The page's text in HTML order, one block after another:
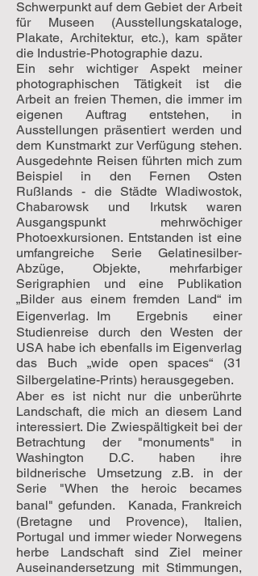
Schwerpunkt auf dem Gebiet der Arbeit
für Museen (Ausstellungskataloge,
Plakate, Architektur, etc.), kam später
die Industrie-Photographie dazu.
Ein sehr wichtiger Aspekt meiner
photographischen Tätigkeit ist die
Arbeit an freien Themen, die immer im
eigenen Auftrag entstehen, in
Ausstellungen präsentiert werden und
dem Kunstmarkt zur Verfügung stehen.
Ausgedehnte Reisen führten mich zum
Beispiel in den Fernen Osten
Rußlands - die Städte Wladiwostok,
Chabarowsk und Irkutsk waren
Ausgangspunkt mehrwöchiger
Photoexkursionen. Entstanden ist eine
umfangreiche Serie Gelatinesilber-
Abzüge, Objekte, mehrfarbiger
Serigraphien und eine Publikation
„Bilder aus einem fremden Land“ im
Eigenverlag. Im Ergebnis einer
Studienreise durch den Westen der
USA habe ich ebenfalls im Eigenverlag
das Buch „wide open spaces“ (31
Silbergelatine-Prints) herausgegeben.
Aber es ist nicht nur die unberührte
Landschaft, die mich an diesem Land
interessiert. Die Zwiespältigkeit bei der
Betrachtung der "monuments" in
Washington D.C. haben ihre
bildnerische Umsetzung z.B. in der
Serie "When the heroic becames
banal" gefunden. Kanada, Frankreich
(Bretagne und Provence), Italien,
Portugal und immer wieder Norwegens
herbe Landschaft sind Ziel meiner
Auseinandersetzung mit Stimmungen,